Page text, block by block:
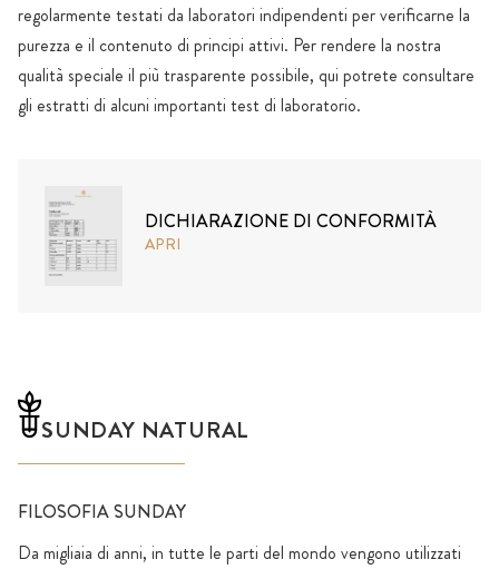
regolarmente testati da laboratori indipendenti per verificarne la
purezza e il contenuto di principi attivi. Per rendere la nostra
qualità speciale il più trasparente possibile, qui potrete consultare
gli estratti di alcuni importanti test di laboratorio.
DICHIARAZIONE DI CONFORMITÀ
APRI
SUNDAY NATURAL
FILOSOFIA SUNDAY
Da migliaia di anni, in tutte le parti del mondo vengono utilizzati